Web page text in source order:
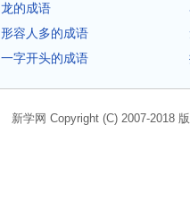
龙的成语
形容人多的成语
一字开头的成语
新学网 Copyright (C) 2007-2018